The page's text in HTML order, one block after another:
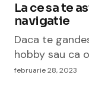
La ce sa te
navigatie
Daca te
hobby sau ca
februarie 28, 2023